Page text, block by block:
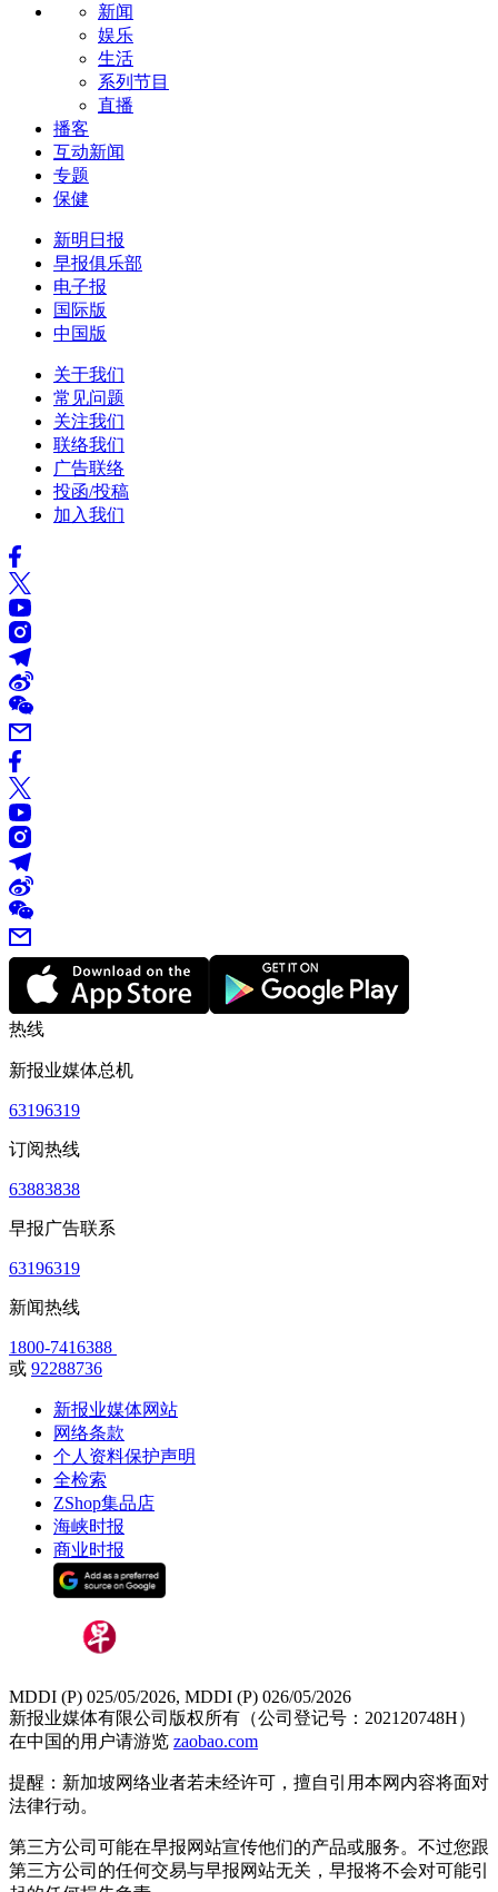
新闻
娱乐
生活
系列节目
直播
播客
互动新闻
专题
保健
新明日报
早报俱乐部
电子报
国际版
中国版
关于我们
常见问题
关注我们
联络我们
广告联络
投函/投稿
加入我们
热线
新报业媒体总机
63196319
订阅热线
63883838
早报广告联系
63196319
新闻热线
1800-7416388
或 92288736
新报业媒体网站
网络条款
个人资料保护声明
全检索
ZShop集品店
海峡时报
商业时报
MDDI (P) 025/05/2026, MDDI (P) 026/05/2026
新报业媒体有限公司版权所有（公司登记号：202120748H）
在中国的用户请游览 zaobao.com
提醒：新加坡网络业者若未经许可，擅自引用本网内容将面对
法律行动。
第三方公司可能在早报网站宣传他们的产品或服务。不过您跟
第三方公司的任何交易与早报网站无关，早报将不会对可能引